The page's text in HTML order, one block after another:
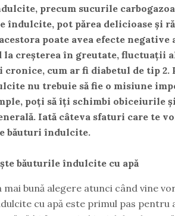
precum sucurile
îndulcite, pot părea delicioase și
poate avea efecte negative
creșterea în greutate, fluctuații
cronice, cum ar fi diabetul de tip 2.
nu trebuie să fie o misiune
poți să îți schimbi obiceiurile
Iată câteva sfaturi care te
băuturi îndulcite.
băuturile îndulcite cu apă
mai bună alegere atunci când vine
cu apă este primul pas pentru